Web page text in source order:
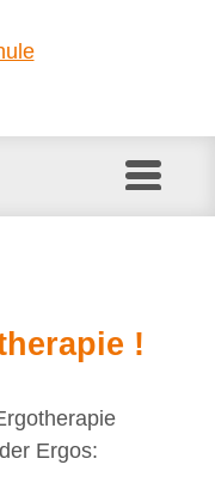
!
Ergos: